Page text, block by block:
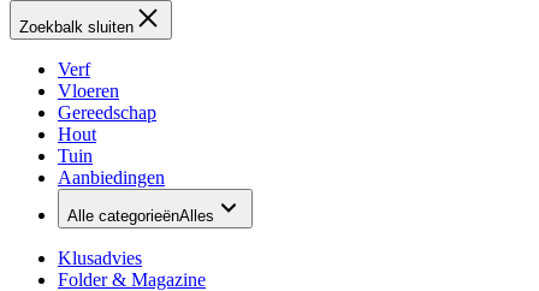
Zoekbalk sluiten
Verf
Vloeren
Gereedschap
Hout
Tuin
Aanbiedingen
Alle categorieënAlles
Klusadvies
Folder & Magazine